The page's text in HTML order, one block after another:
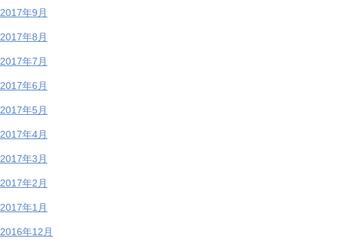
2017年9月
2017年8月
2017年7月
2017年6月
2017年5月
2017年4月
2017年3月
2017年2月
2017年1月
2016年12月